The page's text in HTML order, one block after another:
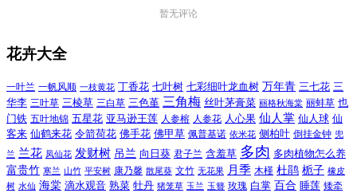
暂无评论
花卉大全
一叶兰 一帆风顺 一枝黄花 丁香花 七叶树 七彩细叶龙血树 万年青 三七花 三
华李 三叶草 三棱草 三白草 三色堇 三角梅 丝叶茅膏菜 丽格秋海棠 丽蚌草 也
门铁 五叶地锦 五星花 亚马逊王莲 人参榕 人参花 人心果 仙人掌 仙人球 仙
客来 仙鹤来花 令箭荷花 佛手花 佛甲草 佩普基诺 依米花 侧柏叶 倒挂金钟 兜
兰 兰花 凤仙花 发财树 吊兰 向日葵 君子兰 含羞草 多肉 多肉植物怎么养
富贵竹 寒兰 山竹 平安树 康乃馨 散尾葵 文竹 无花果 月季 木槿 杜鹃 栀子 橡皮
树 水仙 海棠 滴水观音 熟菜 牡丹 猪笼草 玉兰 玉簪 玫瑰 白掌 百合 睡莲 矮牵